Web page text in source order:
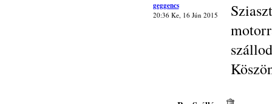
geggencs
20:36 Ke, 16 Jún 2015